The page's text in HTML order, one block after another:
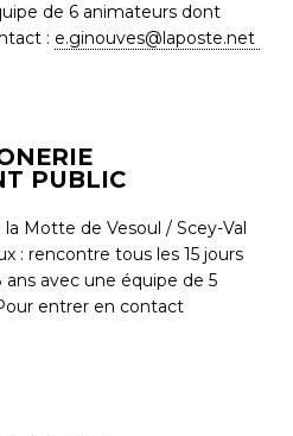
de 6 animateurs dont
: e.ginouves@laposte.net
PUBLIC
Motte de Vesoul / Scey-Val
: rencontre tous les 15 jours
ans avec une équipe de 5
entrer en contact